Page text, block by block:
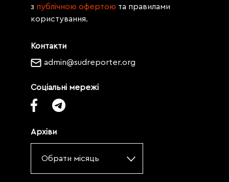
Контакти
admin@sudreporter.org
Соціальні мережі
Архіви
Обрати місяць
з публічною офертою та правилами
користування.